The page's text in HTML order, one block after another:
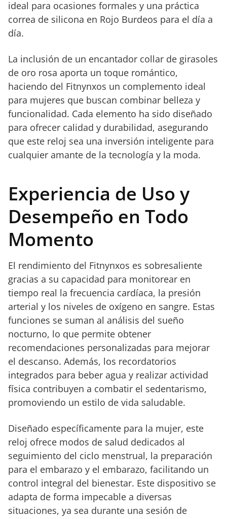
ideal para ocasiones formales y una práctica
correa de silicona en Rojo Burdeos para el día a
día.
La inclusión de un encantador collar de girasoles
de oro rosa aporta un toque romántico,
haciendo del Fitnynxos un complemento ideal
para mujeres que buscan combinar belleza y
funcionalidad. Cada elemento ha sido diseñado
para ofrecer calidad y durabilidad, asegurando
que este reloj sea una inversión inteligente para
cualquier amante de la tecnología y la moda.
Experiencia de Uso y
Desempeño en Todo
Momento
El rendimiento del Fitnynxos es sobresaliente
gracias a su capacidad para monitorear en
tiempo real la frecuencia cardíaca, la presión
arterial y los niveles de oxígeno en sangre. Estas
funciones se suman al análisis del sueño
nocturno, lo que permite obtener
recomendaciones personalizadas para mejorar
el descanso. Además, los recordatorios
integrados para beber agua y realizar actividad
física contribuyen a combatir el sedentarismo,
promoviendo un estilo de vida saludable.
Diseñado específicamente para la mujer, este
reloj ofrece modos de salud dedicados al
seguimiento del ciclo menstrual, la preparación
para el embarazo y el embarazo, facilitando un
control integral del bienestar. Este dispositivo se
adapta de forma impecable a diversas
situaciones, ya sea durante una sesión de